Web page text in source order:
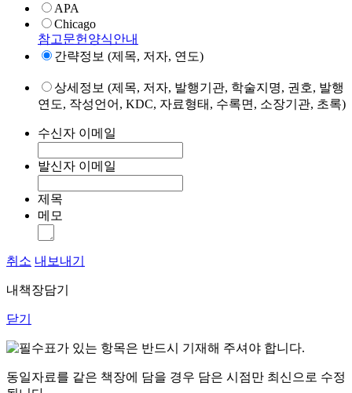
APA
Chicago
참고문헌양식안내
간략정보 (제목, 저자, 연도)
상세정보 (제목, 저자, 발행기관, 학술지명, 권호, 발행
연도, 작성언어, KDC, 자료형태, 수록면, 소장기관, 초록)
수신자 이메일
발신자 이메일
제목
메모
취소 내보내기
내책장담기
닫기
표가 있는 항목은 반드시 기재해 주셔야 합니다.
동일자료를 같은 책장에 담을 경우 담은 시점만 최신으로 수정